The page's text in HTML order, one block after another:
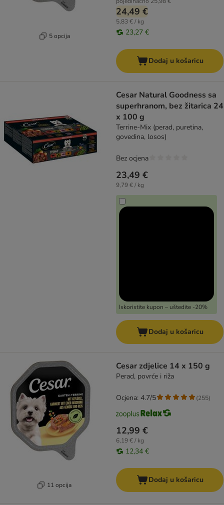
5 opcija
24,49 €
5,83 € / kg
23,27 €
Dodaj u košaricu
Cesar Natural Goodness sa
superhranom, bez žitarica 24
x 100 g
Terrine-Mix (perad, puretina,
govedina, losos)
23,49 €
9,79 € / kg
Iskoristite kupon – uštedite -20%
Bez ocjena
Dodaj u košaricu
11 opcija
Cesar zdjelice 14 x 150 g
Perad, povrće i riža
12,99 €
6,19 € / kg
12,34 €
Ocjena: 4.7/5 (255)
Dodaj u košaricu